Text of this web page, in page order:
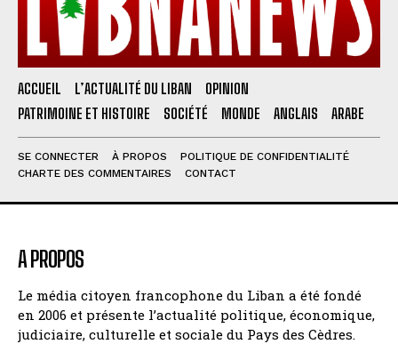
ACCUEIL L’ACTUALITÉ DU LIBAN
OPINION
PATRIMOINE ET HISTOIRE
SOCIÉTÉ MONDE ANGLAIS ARABE
SE CONNECTER À PROPOS
POLITIQUE DE CONFIDENTIALITÉ
CHARTE DES COMMENTAIRES
CONTACT
A PROPOS
Le média citoyen francophone du Liban a été fondé
en 2006 et présente l’actualité politique, économique,
judiciaire, culturelle et sociale du Pays des Cèdres.